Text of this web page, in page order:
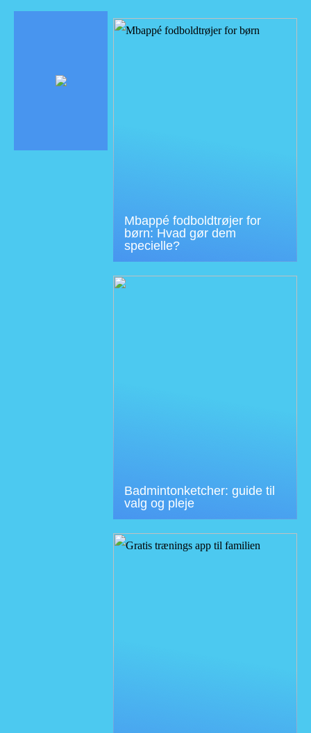
Mbappé fodboldtrøjer for
børn: Hvad gør dem
specielle?
Badmintonketcher: guide til
valg og pleje